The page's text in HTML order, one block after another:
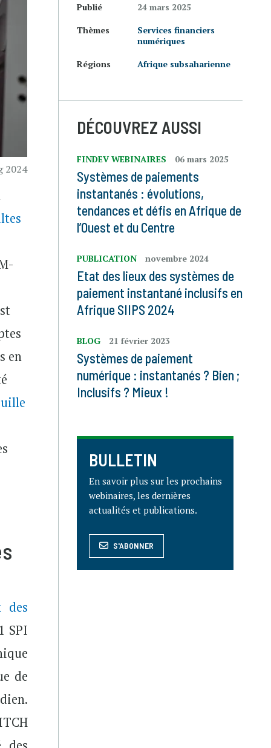
2024
en
des
SPI
de
Publié
24 mars 2025
Thèmes
Services financiers
numériques
Régions
Afrique subsaharienne
DÉCOUVREZ AUSSI
FINDEV WEBINAIRES 06 mars 2025
Systèmes de paiements
instantanés : évolutions,
tendances et défis en Afrique de
l’Ouest et du Centre
PUBLICATION novembre 2024
Etat des lieux des systèmes de
paiement instantané inclusifs en
Afrique SIIPS 2024
BLOG 21 février 2023
Systèmes de paiement
numérique : instantanés ? Bien ;
Inclusifs ? Mieux !
BULLETIN
En savoir plus sur les prochains
webinaires, les dernières
actualités et publications.
S'ABONNER